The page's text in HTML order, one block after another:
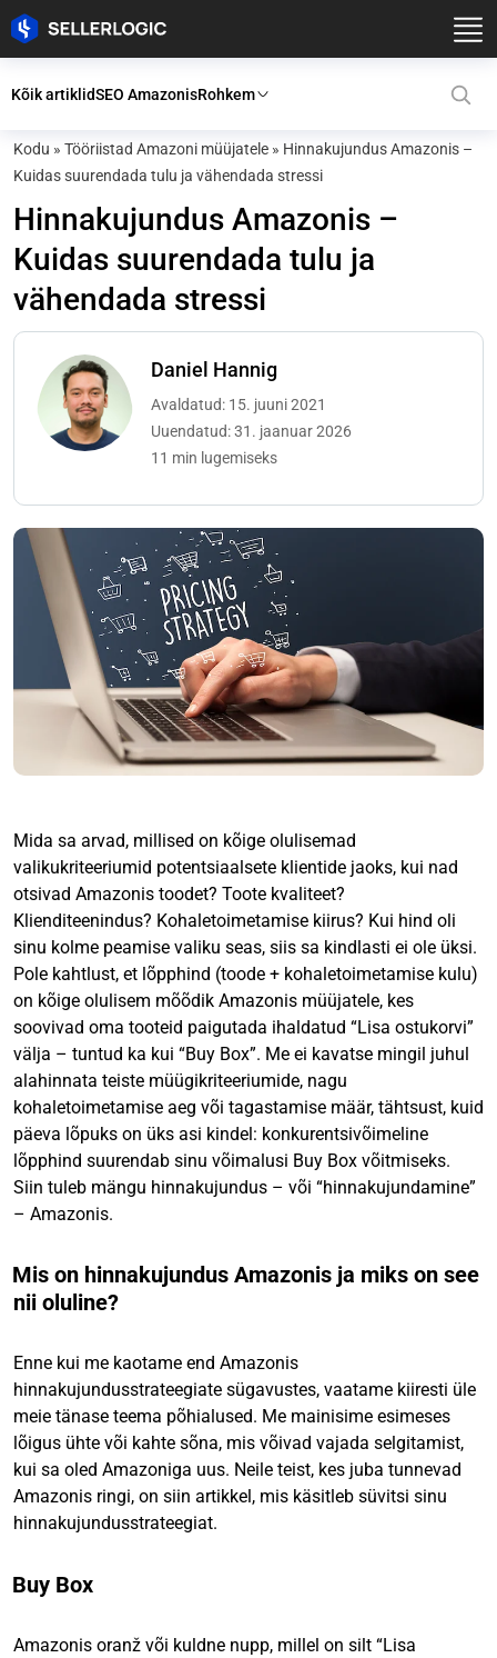
Kõik artiklidSEO AmazonisRohkem
Kodu » Tööriistad Amazoni müüjatele » Hinnakujundus Amazonis –
Kuidas suurendada tulu ja vähendada stressi
Hinnakujundus Amazonis –
Kuidas suurendada tulu ja
vähendada stressi
Daniel Hannig
Avaldatud: 15. juuni 2021
Uuendatud: 31. jaanuar 2026
11 min lugemiseks
Mida sa arvad, millised on kõige olulisemad
valikukriteeriumid potentsiaalsete klientide jaoks, kui nad
otsivad Amazonis toodet? Toote kvaliteet?
Klienditeenindus? Kohaletoimetamise kiirus? Kui hind oli
sinu kolme peamise valiku seas, siis sa kindlasti ei ole üksi.
Pole kahtlust, et lõpphind (toode + kohaletoimetamise kulu)
on kõige olulisem mõõdik Amazonis müüjatele, kes
soovivad oma tooteid paigutada ihaldatud “Lisa ostukorvi”
välja – tuntud ka kui “Buy Box”. Me ei kavatse mingil juhul
alahinnata teiste müügikriteeriumide, nagu
kohaletoimetamise aeg või tagastamise määr, tähtsust, kuid
päeva lõpuks on üks asi kindel: konkurentsivõimeline
lõpphind suurendab sinu võimalusi Buy Box võitmiseks.
Siin tuleb mängu hinnakujundus – või “hinnakujundamine”
– Amazonis.
Mis on hinnakujundus Amazonis ja miks on see
nii oluline?
Enne kui me kaotame end Amazonis
hinnakujundusstrateegiate sügavustes, vaatame kiiresti üle
meie tänase teema põhialused. Me mainisime esimeses
lõigus ühte või kahte sõna, mis võivad vajada selgitamist,
kui sa oled Amazoniga uus. Neile teist, kes juba tunnevad
Amazonis ringi, on siin artikkel, mis käsitleb süvitsi sinu
hinnakujundusstrateegiat.
Buy Box
Amazonis oranž või kuldne nupp, millel on silt “Lisa